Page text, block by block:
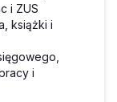
i ZUS
książki i
i